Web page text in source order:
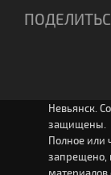
Невьянск.
защищены.
Полное или
запрещено,